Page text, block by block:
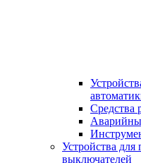
Средства
Устройства для
выключателей